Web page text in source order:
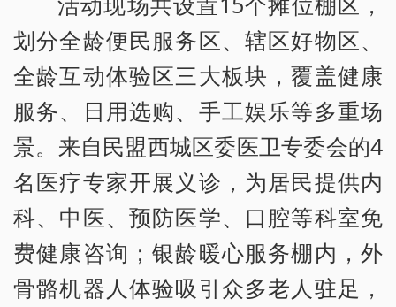
划分全龄便民服务区、辖区好物区、
全龄互动体验区三大板块，覆盖健康
服务、日用选购、手工娱乐等多重场
景。来自民盟西城区委医卫专委会的4
名医疗专家开展义诊，为居民提供内
科、中医、预防医学、口腔等科室免
费健康咨询；银龄暖心服务棚内，外
骨骼机器人体验吸引众多老人驻足，